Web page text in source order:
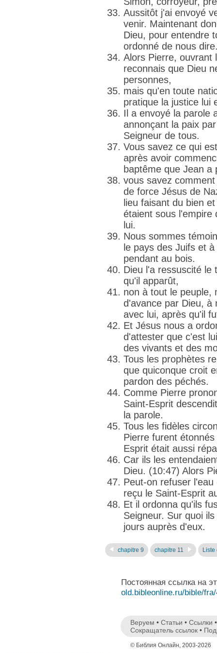
Aussitôt j'ai envoyé
venir. Maintenant
Dieu, pour entendre
ordonné de nous
Alors Pierre, ouvrant
reconnais que Dieu
personnes,
mais qu'en toute
pratique la justice lui
Il a envoyé la parole
annonçant la paix
Seigneur de tous.
Vous savez ce qui
après avoir
baptême que Jean a
vous savez
de force Jésus de
lieu faisant du bien
étaient sous l'empire
lui.
Nous sommes
le pays des Juifs et
pendant au bois.
Dieu l'a ressuscité le
qu'il apparût,
non à tout le peuple,
d'avance par Dieu, à
avec lui, après qu'il
Et Jésus nous a
d'attester que c'est
des vivants et des
Tous les prophètes
que quiconque croit
pardon des péchés.
Comme Pierre
Saint-Esprit
la parole.
Tous les fidèles
Pierre furent
Esprit était aussi
Car ils les
Dieu. (10:47) Alors
Peut-on refuser
reçu le Saint-Esprit
Et il ordonna qu'ils
Seigneur. Sur quoi
jours auprès d'eux.
chapitre 9 chapitre 11 Liste
Постоянная ссылка на
old.bibleonline.ru/bible/
Веруем • Статьи • Ссылки
Сокращатель ссылок •
© Библия Онлайн, 2003-2026